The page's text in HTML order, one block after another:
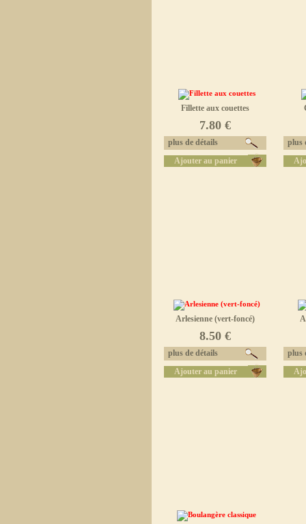
Fillette aux couettes
7.80 €
plus de détails
Ajouter au panier
plus
Arlesienne (vert-foncé)
8.50 €
plus de détails
Ajouter au panier
plus